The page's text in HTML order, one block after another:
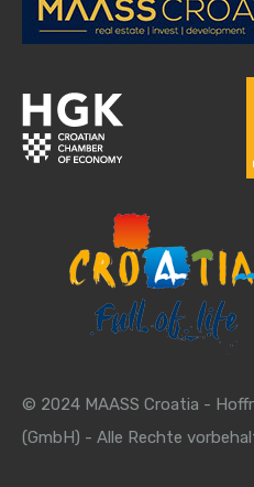
© 2024 MAASS Croatia -
(GmbH) - Alle Rechte